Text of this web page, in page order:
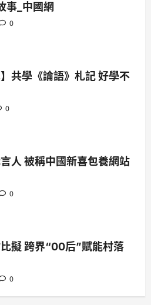
事_中國網
0
共學《論語》札記 好學不
0
人 被稱中國新喜包養網站
0
擬 跨界“00后”賦能村落
0